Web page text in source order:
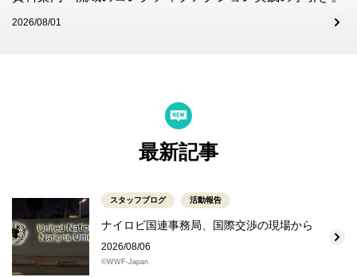
2026/08/01
最新記事
スタッフブログ 活動報告
ナイロビ国連事務局、国際交渉の現場から
2026/08/06
©WWF-Japan